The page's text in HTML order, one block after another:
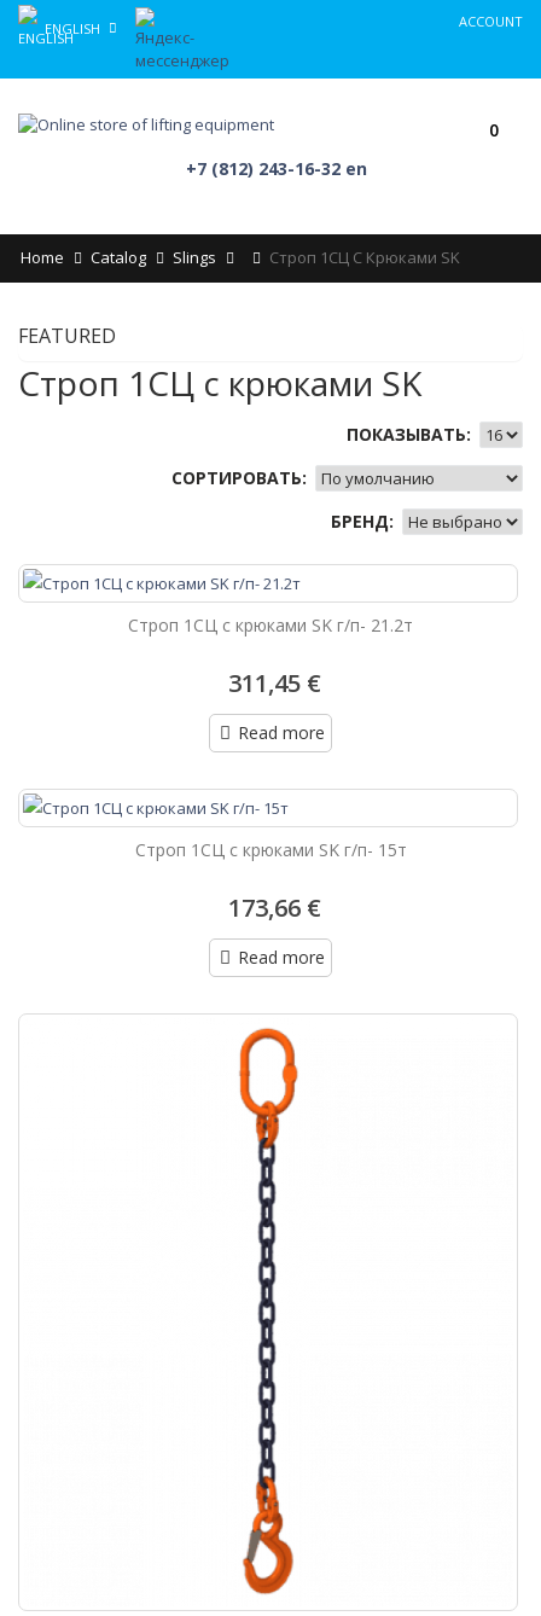
ENGLISH ACCOUNT
0
+7 (812) 243-16-32 en
Home Catalog Slings Строп 1СЦ С Крюками SK
FEATURED
Строп 1СЦ с крюками SK
ПОКАЗЫВАТЬ:
СОРТИРОВАТЬ:
БРЕНД:
Строп 1СЦ с крюками SK г/п- 21.2т
311,45 €
Read more
Строп 1СЦ с крюками SK г/п- 15т
173,66 €
Read more